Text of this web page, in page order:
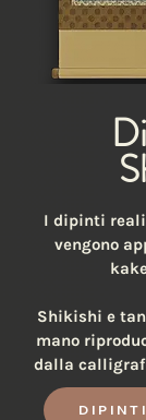
I dipinti
vengono
Shikishi e
mano
dalla